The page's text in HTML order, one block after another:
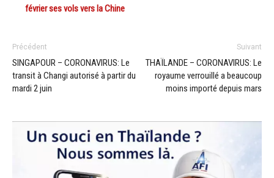
février ses vols vers la Chine
Précédent
SINGAPOUR – CORONAVIRUS: Le
transit à Changi autorisé à partir du
mardi 2 juin
Suivant
THAÏLANDE – CORONAVIRUS: Le
royaume verrouillé a beaucoup
moins importé depuis mars